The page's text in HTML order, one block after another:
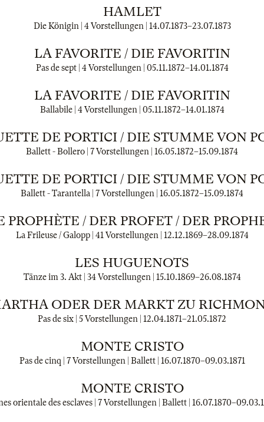
HAMLET
Die Königin | 4 Vorstellungen | 14.07.1873–23.07.1873
LA FAVORITE / DIE FAVORITIN
Pas de sept | 4 Vorstellungen | 05.11.1872–14.01.1874
LA FAVORITE / DIE FAVORITIN
Ballabile | 4 Vorstellungen | 05.11.1872–14.01.1874
DE PORTICI / DIE STUMME VON
Ballett - Bollero | 7 Vorstellungen | 16.05.1872–15.09.1874
DE PORTICI / DIE STUMME VON
Ballett - Tarantella | 7 Vorstellungen | 16.05.1872–15.09.1874
PROPHÈTE / DER PROFET / DER
La Frileuse / Galopp | 41 Vorstellungen | 12.12.1869–28.09.1874
LES HUGUENOTS
Tänze im 3. Akt | 34 Vorstellungen | 15.10.1869–26.08.1874
ODER DER MARKT ZU
Pas de six | 5 Vorstellungen | 12.04.1871–21.05.1872
MONTE CRISTO
Pas de cinq | 7 Vorstellungen | Ballett | 16.07.1870–09.03.1871
MONTE CRISTO
orientale des esclaves | 7 Vorstellungen | Ballett | 16.07.1870–